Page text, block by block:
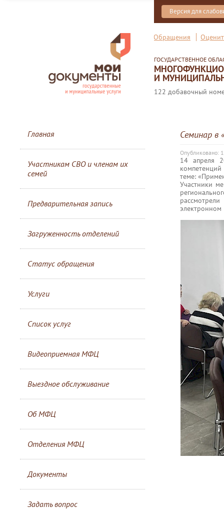
Версия для
Обращения
ГОСУДАРСТВЕННОЕ
И
122 добавочный
Главная
Участникам СВО и членам их
семей
Предварительная запись
Загруженность отделений
Статус обращения
Услуги
Список услуг
Видеоприемная МФЦ
Выездное обслуживание
Об МФЦ
Отделения МФЦ
Документы
Задать вопрос
Семинар
Опубликовано:
14 апреля
теме:
Участники
электронном